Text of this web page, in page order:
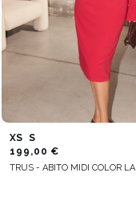
XS S
199,00 €